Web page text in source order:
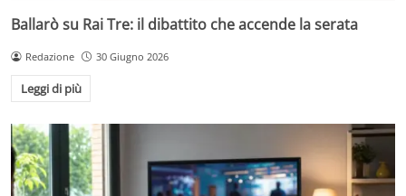
Ballarò su Rai Tre: il dibattito che accende la serata
Redazione 30 Giugno 2026
Leggi di più